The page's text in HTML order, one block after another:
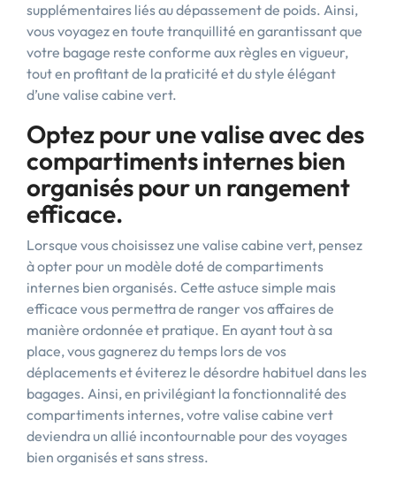
supplémentaires liés au dépassement de poids. Ainsi,
vous voyagez en toute tranquillité en garantissant que
votre bagage reste conforme aux règles en vigueur,
tout en profitant de la praticité et du style élégant
d’une valise cabine vert.
Optez pour une valise avec des
compartiments internes bien
organisés pour un rangement
efficace.
Lorsque vous choisissez une valise cabine vert, pensez
à opter pour un modèle doté de compartiments
internes bien organisés. Cette astuce simple mais
efficace vous permettra de ranger vos affaires de
manière ordonnée et pratique. En ayant tout à sa
place, vous gagnerez du temps lors de vos
déplacements et éviterez le désordre habituel dans les
bagages. Ainsi, en privilégiant la fonctionnalité des
compartiments internes, votre valise cabine vert
deviendra un allié incontournable pour des voyages
bien organisés et sans stress.